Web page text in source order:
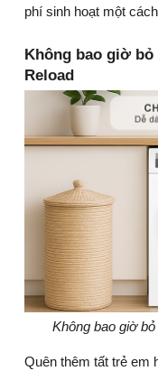
phí sinh hoạt một
Không bao giờ
Reload
Không bao giờ
Quên thêm tất trẻ em